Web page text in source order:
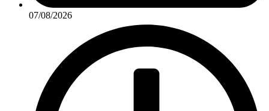
07/08/2026